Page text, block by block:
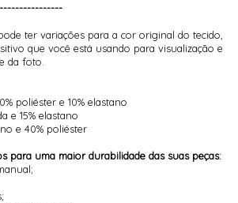
ter variações para a cor original do tecido,
que você está usando para visualização e
da foto.
poliéster e 10% elastano
e 15% elastano
e 40% poliéster
para uma maior durabilidade das suas peças: